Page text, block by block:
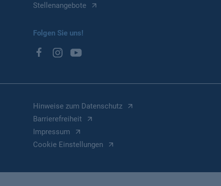
Stellenangebote
Folgen Sie uns!
Hinweise zum Datenschutz
Barrierefreiheit
Impressum
Cookie Einstellungen